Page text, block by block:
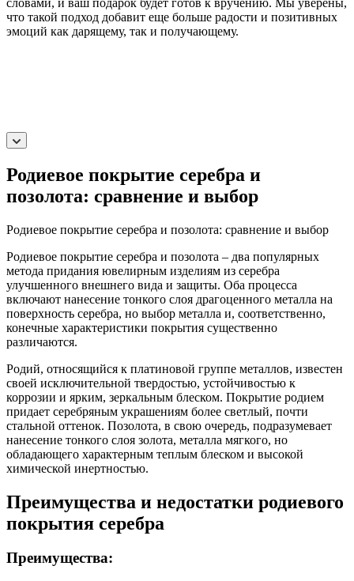
что такой подход добавит еще больше радости и позитивных
эмоций как дарящему, так и получающему.
Родиевое покрытие серебра и
позолота: сравнение и выбор
Родиевое покрытие серебра и позолота: сравнение и выбор
Родиевое покрытие серебра и позолота – два популярных
метода придания ювелирным изделиям из серебра
улучшенного внешнего вида и защиты. Оба процесса
включают нанесение тонкого слоя драгоценного металла на
поверхность серебра, но выбор металла и, соответственно,
конечные характеристики покрытия существенно
различаются.
Родий, относящийся к платиновой группе металлов, известен
своей исключительной твердостью, устойчивостью к
коррозии и ярким, зеркальным блеском. Покрытие родием
придает серебряным украшениям более светлый, почти
стальной оттенок. Позолота, в свою очередь, подразумевает
нанесение тонкого слоя золота, металла мягкого, но
обладающего характерным теплым блеском и высокой
химической инертностью.
Преимущества и недостатки родиевого
покрытия серебра
Преимущества: